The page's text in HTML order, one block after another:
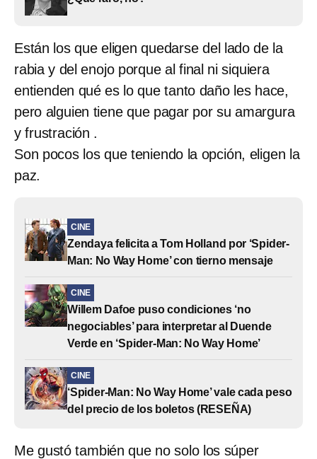
Están los que eligen quedarse del lado de la
rabia y del enojo porque al final ni siquiera
entienden qué es lo que tanto daño les hace,
pero alguien tiene que pagar por su amargura
y frustración .
Son pocos los que teniendo la opción, eligen la
paz.
CINE
Zendaya felicita a Tom Holland por ‘Spider-
Man: No Way Home’ con tierno mensaje
CINE
Willem Dafoe puso condiciones ‘no
negociables’ para interpretar al Duende
Verde en ‘Spider-Man: No Way Home’
CINE
‘Spider-Man: No Way Home’ vale cada peso
del precio de los boletos (RESEÑA)
Me gustó también que no solo los súper